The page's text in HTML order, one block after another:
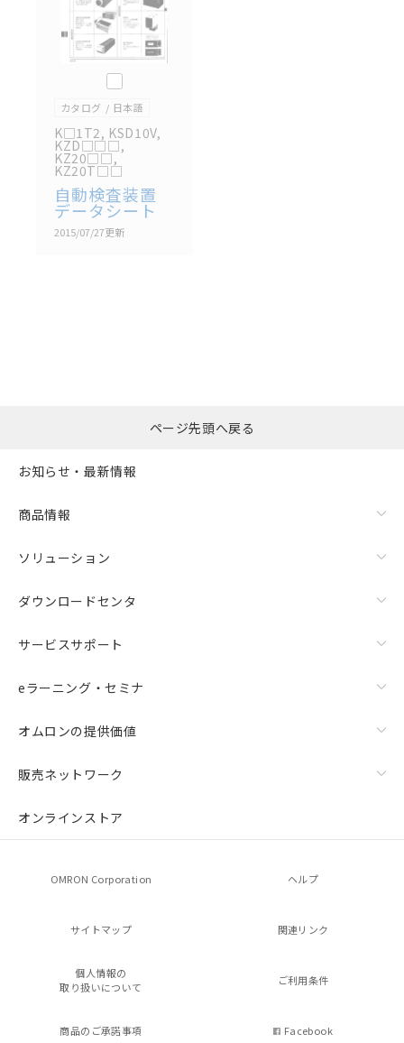
このカタログを選択
カタログ 日本語
K□1T2, KSD10V,
KZD□□□,
KZ20□□,
KZ20T□□
自動検査装置
データシート
2015/07/27更新
括ダウンロード
ページ先頭へ戻る
お知らせ・最新情報
商品情報
ソリューション
ダウンロードセンタ
サービスサポート
eラーニング・セミナ
オムロンの提供価値
販売ネットワーク
オンラインストア
OMRON Corporation ヘルプ
サイトマップ 関連リンク
個人情報の
取り扱いについて
ご利用条件
商品のご承諾事項 Facebook